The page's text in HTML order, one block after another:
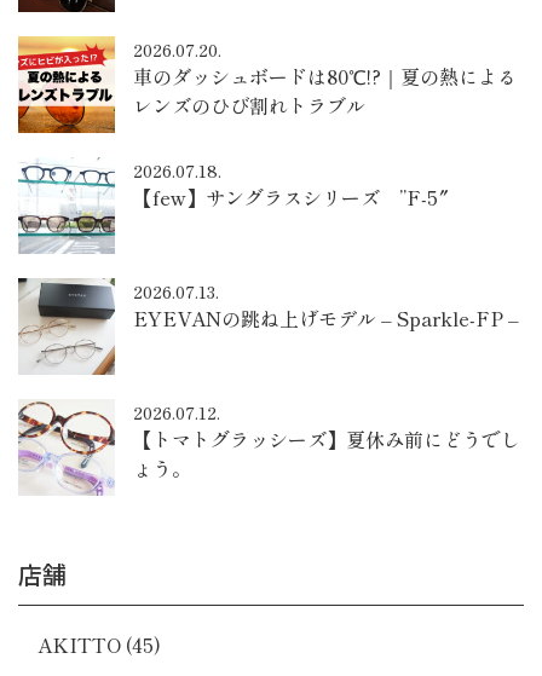
2026.07.20.
車のダッシュボードは80℃!?｜夏の熱による
レンズのひび割れトラブル
2026.07.18.
【few】サングラスシリーズ ”F-5″
2026.07.13.
EYEVANの跳ね上げモデル – Sparkle-FP –
2026.07.12.
【トマトグラッシーズ】夏休み前にどうでし
ょう。
店舗
AKITTO (45)